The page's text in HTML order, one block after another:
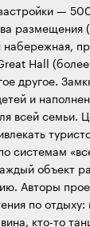
—
размещения
набережная,
Hall
другое.
и
всей семьи.
системам
объект
Авторы
по
кто-то